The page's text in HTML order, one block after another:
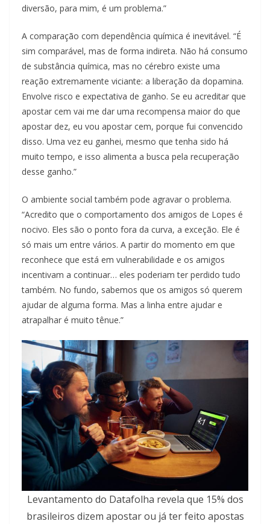
diversão, para mim, é um problema.”
A comparação com dependência química é inevitável. “É
sim comparável, mas de forma indireta. Não há consumo
de substância química, mas no cérebro existe uma
reação extremamente viciante: a liberação da dopamina.
Envolve risco e expectativa de ganho. Se eu acreditar que
apostar cem vai me dar uma recompensa maior do que
apostar dez, eu vou apostar cem, porque fui convencido
disso. Uma vez eu ganhei, mesmo que tenha sido há
muito tempo, e isso alimenta a busca pela recuperação
desse ganho.”
O ambiente social também pode agravar o problema.
“Acredito que o comportamento dos amigos de Lopes é
nocivo. Eles são o ponto fora da curva, a exceção. Ele é
só mais um entre vários. A partir do momento em que
reconhece que está em vulnerabilidade e os amigos
incentivam a continuar… eles poderiam ter perdido tudo
também. No fundo, sabemos que os amigos só querem
ajudar de alguma forma. Mas a linha entre ajudar e
atrapalhar é muito tênue.”
Levantamento do Datafolha revela que 15% dos
brasileiros dizem apostar ou já ter feito apostas